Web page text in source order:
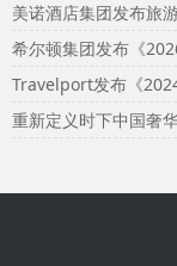
希尔顿集团发布《
Travelport发布《